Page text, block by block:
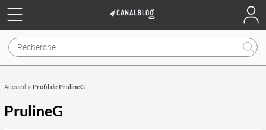
Accueil » Profil de PrulineG
PrulineG